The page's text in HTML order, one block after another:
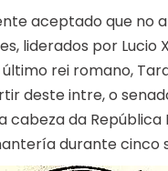
aceptado que no
liderados por Lucio
rei romano,
deste intre, o
cabeza da República
durante cinco